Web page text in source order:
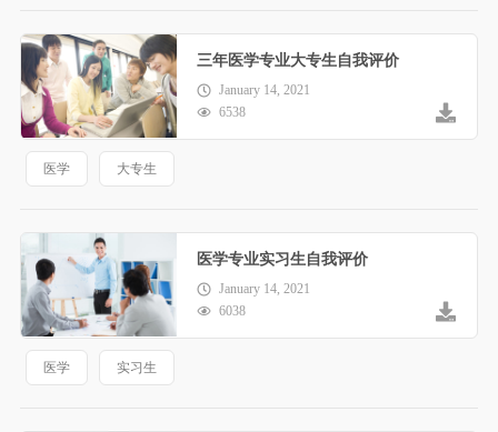
三年医学专业大专生自我评价
January 14, 2021
6538
医学 大专生
医学专业实习生自我评价
January 14, 2021
6038
医学 实习生